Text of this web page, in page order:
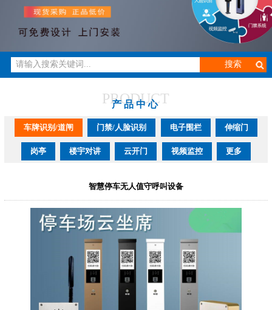
PRODUCT
产品中心
车牌识别/道闸 门禁/人脸识别 电子围栏 伸缩门
岗亭 楼宇对讲 云开门 视频监控 更多
智慧停车无人值守呼叫设备